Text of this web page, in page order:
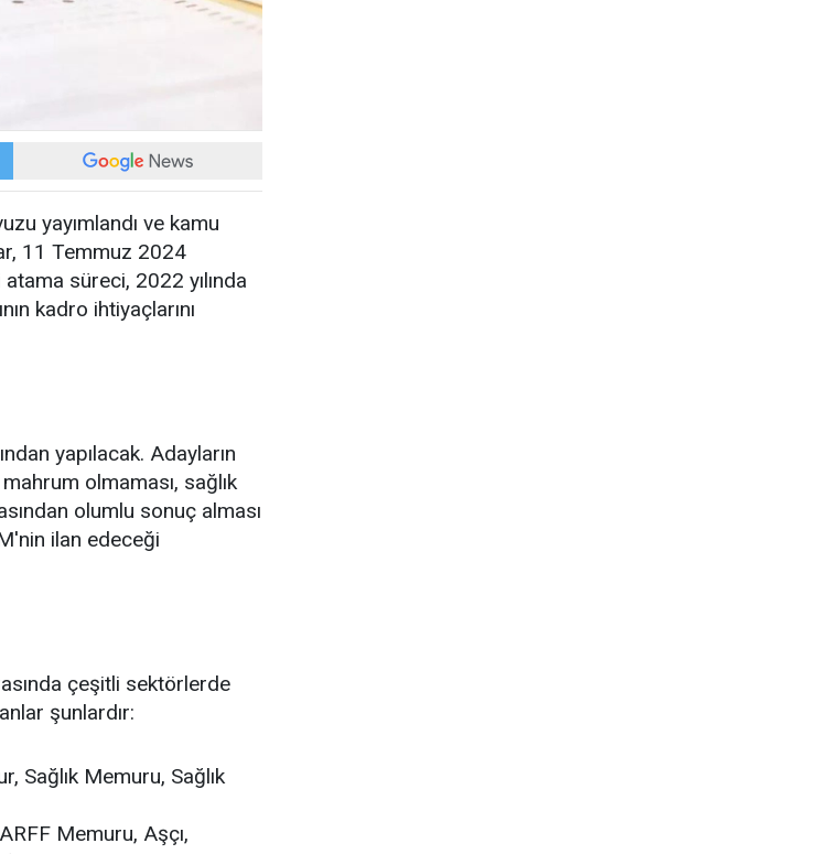
yayımlandı ve kamu
11 Temmuz 2024
süreci, 2022 yılında
kadro ihtiyaçlarını
yapılacak. Adayların
olmaması, sağlık
olumlu sonuç alması
ilan edeceği
çeşitli sektörlerde
şunlardır:
Sağlık Memuru, Sağlık
Memuru, Aşçı,